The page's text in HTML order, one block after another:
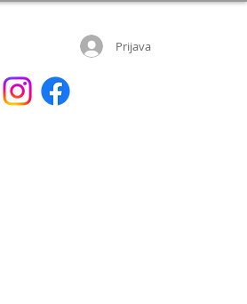
Prijava